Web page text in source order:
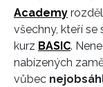
Academy
všechny, kteří se
kurz BASIC.
nabízených
vůbec